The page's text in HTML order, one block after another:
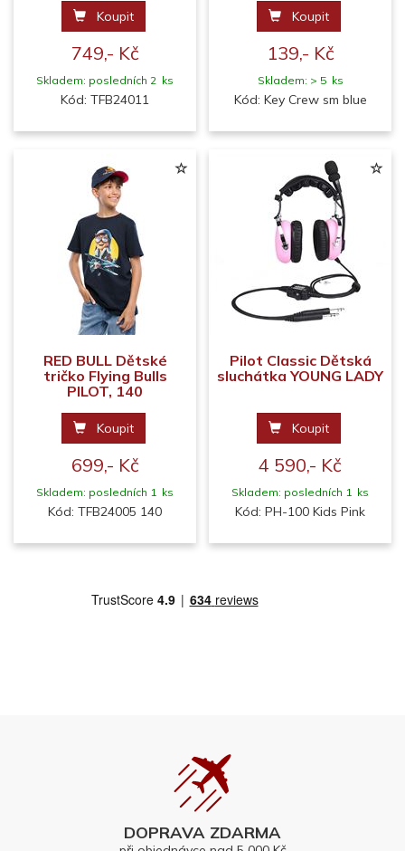
Koupit
749,- Kč
Skladem: posledních 2 ks
Kód: TFB24011
Koupit
139,- Kč
Skladem: > 5 ks
Kód: Key Crew sm blue
RED BULL Dětské
tričko Flying Bulls
PILOT, 140
Koupit
699,- Kč
Skladem: posledních 1 ks
Kód: TFB24005 140
Pilot Classic Dětská
sluchátka YOUNG LADY
Koupit
4 590,- Kč
Skladem: posledních 1 ks
Kód: PH-100 Kids Pink
DOPRAVA ZDARMA